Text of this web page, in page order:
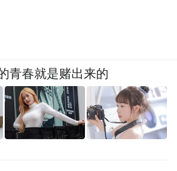
青春就是赌出来的